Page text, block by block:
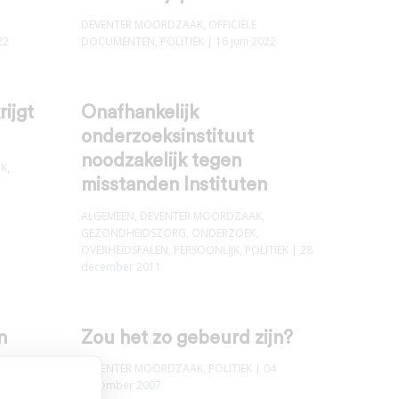
DEVENTER MOORDZAAK, OFFICIËLE
DOCUMENTEN, POLITIEK | 16 juni 2022
,
Onafhankelijk
onderzoeksinstituut
noodzakelijk tegen
misstanden Instituten
ALGEMEEN, DEVENTER MOORDZAAK,
GEZONDHEIDSZORG, ONDERZOEK,
OVERHEIDSFALEN, PERSOONLIJK, POLITIEK | 28
december 2011
Zou het zo gebeurd zijn?
DEVENTER MOORDZAAK, POLITIEK | 04
december 2007